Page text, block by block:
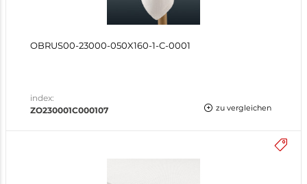
OBRUS00-23000-050X160-1-C-0001
index:
ZO230001C000107
zu vergleichen